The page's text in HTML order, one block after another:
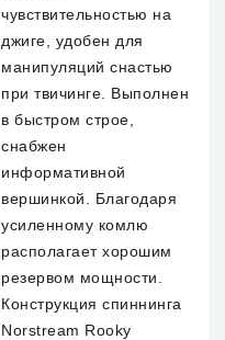
чувствительностью на
джиге, удобен для
манипуляций снастью
при твичинге. Выполнен
в быстром строе,
снабжен
информативной
вершинкой. Благодаря
усиленному комлю
располагает хорошим
резервом мощности.
Конструкция спиннинга
Norstream Rooky